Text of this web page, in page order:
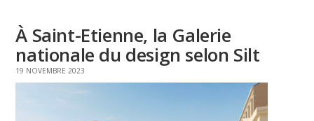
À Saint-Etienne, la Galerie
nationale du design selon Silt
19 NOVEMBRE 2023